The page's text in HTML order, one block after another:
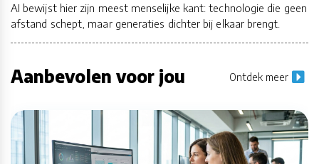
AI bewijst hier zijn meest menselijke kant: technologie die geen
afstand schept, maar generaties dichter bij elkaar brengt.
Aanbevolen voor jou Ontdek meer